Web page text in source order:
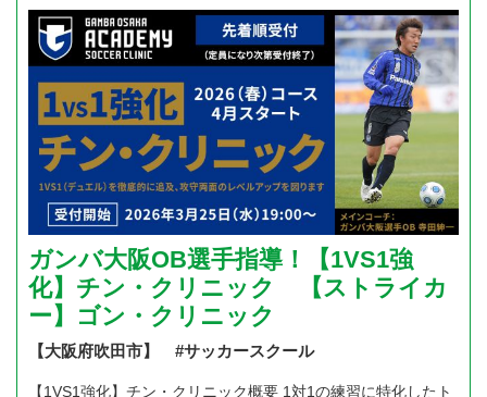
ガンバ大阪OB選手指導！【1VS1強
化】チン・クリニック 【ストライカ
ー】ゴン・クリニック
【大阪府吹田市】 #サッカースクール
【1VS1強化】チン・クリニック概要 1対1の練習に特化したト